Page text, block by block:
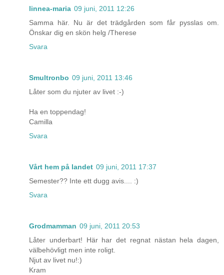
linnea-maria 09 juni, 2011 12:26
Samma här. Nu är det trädgården som får pysslas om.
Önskar dig en skön helg /Therese
Svara
Smultronbo 09 juni, 2011 13:46
Låter som du njuter av livet :-)
Ha en toppendag!
Camilla
Svara
Vårt hem på landet 09 juni, 2011 17:37
Semester?? Inte ett dugg avis.... :)
Svara
Grodmamman 09 juni, 2011 20:53
Låter underbart! Här har det regnat nästan hela dagen,
välbehövligt men inte roligt.
Njut av livet nu!:)
Kram